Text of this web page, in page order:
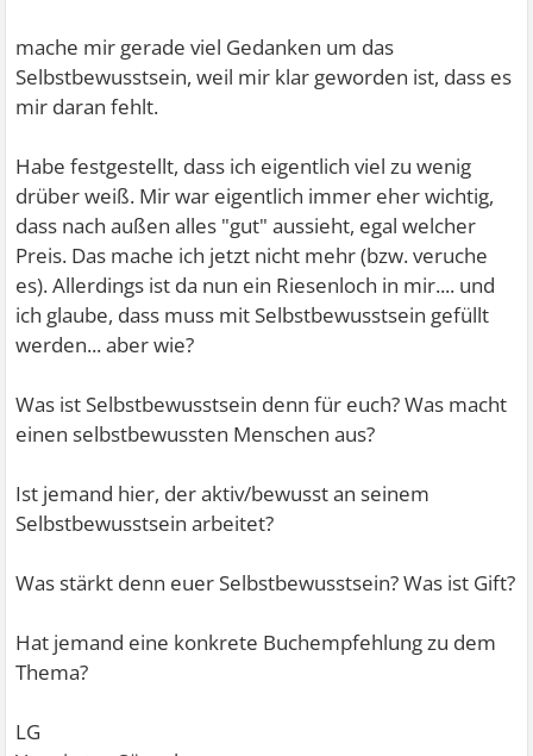
mache mir gerade viel Gedanken um das
Selbstbewusstsein, weil mir klar geworden ist, dass es
mir daran fehlt.
Habe festgestellt, dass ich eigentlich viel zu wenig
drüber weiß. Mir war eigentlich immer eher wichtig,
dass nach außen alles "gut" aussieht, egal welcher
Preis. Das mache ich jetzt nicht mehr (bzw. veruche
es). Allerdings ist da nun ein Riesenloch in mir.... und
ich glaube, dass muss mit Selbstbewusstsein gefüllt
werden... aber wie?
Was ist Selbstbewusstsein denn für euch? Was macht
einen selbstbewussten Menschen aus?
Ist jemand hier, der aktiv/bewusst an seinem
Selbstbewusstsein arbeitet?
Was stärkt denn euer Selbstbewusstsein? Was ist Gift?
Hat jemand eine konkrete Buchempfehlung zu dem
Thema?
LG